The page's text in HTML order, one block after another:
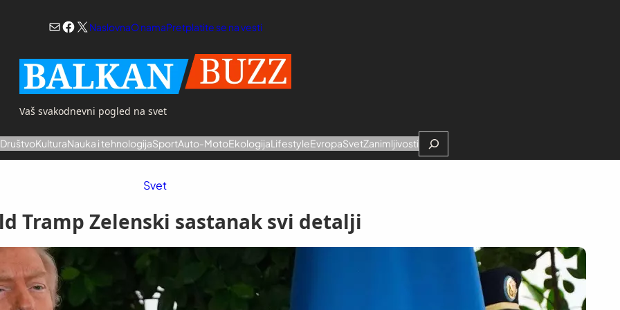
Mail
Facebook
X NaslovnaO namaPretplatite se na vesti
Vaš svakodnevni pogled na svet
DruštvoKulturaNauka i tehnologijaSportAuto-MotoEkologijaLifestyleEvropaSvetZanimljivostiSearch
Svet
Tramp Zelenski sastanak svi detalji